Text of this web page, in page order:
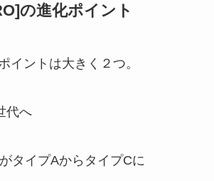
の進化ポイント
イントは大きく２つ。
代へ
タイプAからタイプCに